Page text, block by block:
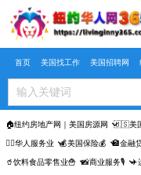
Skip to main content
首页 美国找工作 美国招聘网
🏠纽约房地产网｜美国房源网 🇺🇸美国
🤵‍♀️华人服务业 💰美国保险💰 🏦金融
🥤饮料食品零售业🍟 📸商业服务🎙️ ✈️